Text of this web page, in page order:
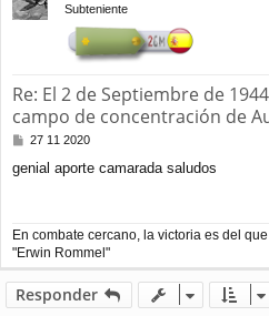
Subteniente
Re: El 2 de Septiembre de
campo de concentración de
M
n
e
27 11 2020
genial aporte camarada saludos
En combate cercano, la victoria es del
"Erwin Rommel"
Responder